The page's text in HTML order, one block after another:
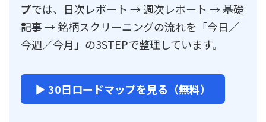
プでは、日次レポート → 週次レポート → 基礎
記事 → 銘柄スクリーニングの流れを「今日／
今週／今月」の3STEPで整理しています。
▶ 30日ロードマップを見る（無料）